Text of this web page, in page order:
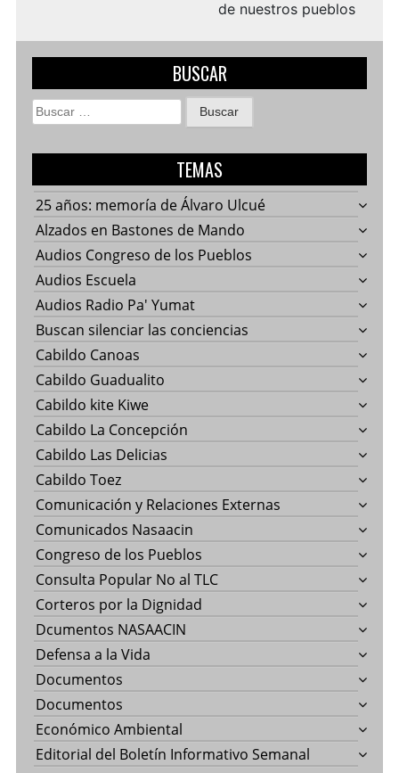
de nuestros pueblos
BUSCAR
Buscar:
TEMAS
25 años: memoría de Álvaro Ulcué
Alzados en Bastones de Mando
Audios Congreso de los Pueblos
Audios Escuela
Audios Radio Pa' Yumat
Buscan silenciar las conciencias
Cabildo Canoas
Cabildo Guadualito
Cabildo kite Kiwe
Cabildo La Concepción
Cabildo Las Delicias
Cabildo Toez
Comunicación y Relaciones Externas
Comunicados Nasaacin
Congreso de los Pueblos
Consulta Popular No al TLC
Corteros por la Dignidad
Dcumentos NASAACIN
Defensa a la Vida
Documentos
Documentos
Económico Ambiental
Editorial del Boletín Informativo Semanal